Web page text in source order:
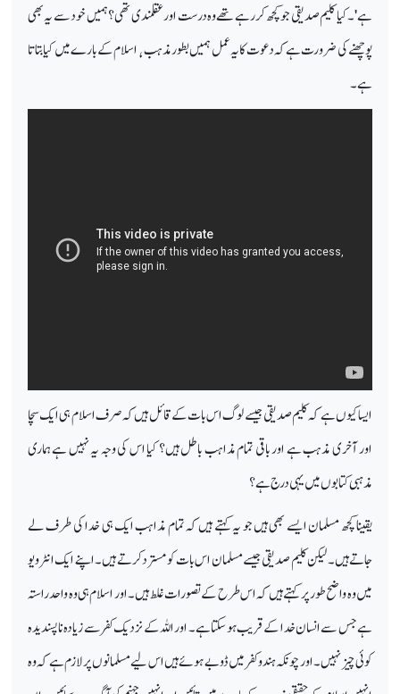
ہے'۔ کیا کلیم صدیقی جو کچھ کر رہے تھے وہ درست اور عقلمندی تھی؟ ہمیں خود سے یہ بھی
پوچھنے کی ضرورت ہے کہ دعوت کا یہ عمل ہمیں بطور مذہب٬ اسلام کے بارے میں کیا بتاتا
ہے۔
ایسا کیوں ہے کہ کلیم صدیقی جیسے لوگ اس بات کے قائل ہیں کہ صرف اسلام ہی ایک سچا
اور آخری مذہب ہے اور باقی تمام مذاہب باطل ہیں؟ کیا اس کی وجہ یہ نہیں ہے ہماری
مذہبی کتابوں میں یہی درج ہے؟
یقینا کچھ مسلمان ایسے بھی ہیں جو یہ کہتے ہیں کہ تمام مذاہب ایک ہی خدا کی طرف لے
جاتے ہیں۔ لیکن کلیم صدیقی جیسے مسلمان اس بات کو مسترد کرتے ہیں۔ اپنے ایک انٹرویو
میں وہ واضح طور پر کہتے ہیں کہ اس طرح کے تصورات غلط ہیں۔ اور اسلام ہی وہ واحد راستہ
ہے جس سے انسان خدا کے قریب ہو سکتا ہے۔ اور اللہ کے نزدیک کفر سے زیادہ ناپسندیدہ
کوئی چیز نہیں۔ اور چونکہ ہندو کفر میں ڈوبے ہوئے ہیں اس لیے مسلمانوں پر لازم ہے کہ وہ